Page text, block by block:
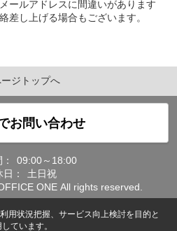
ールアドレスに間違いがあります
差し上げる場合もございます。
ジトップへ
お問い合わせ
09:00～18:00
：
土日祝
ONE All rights reserved.
用状況把握、サービス向上検討を目的と
ています。